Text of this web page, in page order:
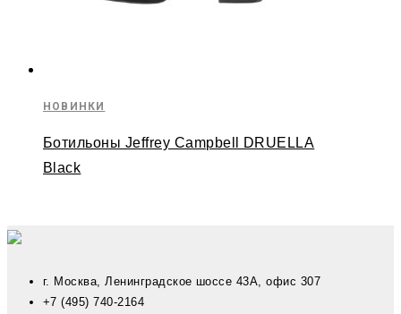
НОВИНКИ
Ботильоны Jeffrey Campbell DRUELLA
Black
г. Москва, Ленинградское шоссе 43А, офис 307
+7 (495) 740-2164